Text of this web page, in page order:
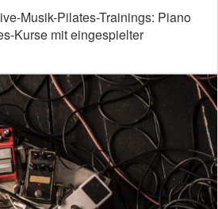
Musik-Pilates-Trainings: Piano
Kurse mit eingespielter